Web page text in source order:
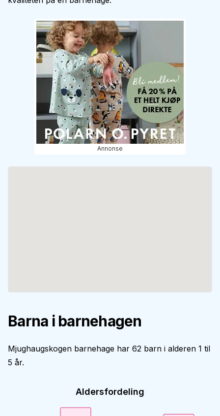
Annonse
Barna i barnehagen
Mjughaugskogen barnehage har 62 barn i alderen 1 til
5 år.
Aldersfordeling